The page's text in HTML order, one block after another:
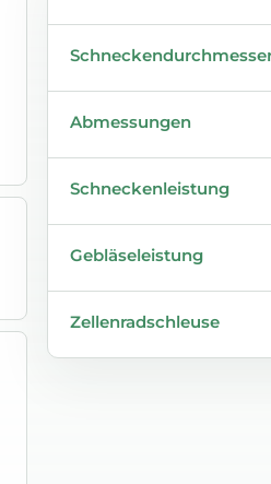
Abmessungen
Schneckenleistung
Gebläseleistung
Zellenradschleuse